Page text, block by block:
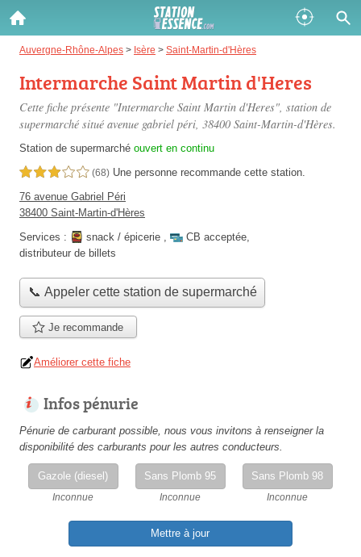
Auvergne-Rhône-Alpes > Isère > Saint-Martin-d'Hères
Intermarche Saint Martin d'Heres
Cette fiche présente "Intermarche Saint Martin d'Heres", station de
supermarché situé avenue gabriel péri, 38400 Saint-Martin-d'Hères.
Station de supermarché ouvert en continu
3,0 étoiles sur 5 (68) Une personne recommande cette station.
76 avenue Gabriel Péri
38400 Saint-Martin-d'Hères
Services :
snack / épicerie , CB acceptée,
distributeur de billets
📞 Appeler cette station de supermarché
Je recommande
Améliorer cette fiche
Infos pénurie
Pénurie de carburant possible, nous vous invitons à renseigner la
disponibilité des carburants pour les autres conducteurs.
Gazole (diesel)
Inconnue
Sans Plomb 95
Inconnue
Sans Plomb 98
Inconnue
Mettre à jour
Gazole :
Disponible Épuisé
SP 98 :
Disponible
SP 95 :
Disponible